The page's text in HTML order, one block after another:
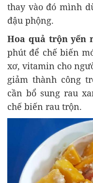
thay vào đó mình
đậu phộng.
Hoa quả trộn yến
phút để chế biến
xơ, vitamin cho
giảm thành công
cần bổ sung rau
chế biến rau trộn.